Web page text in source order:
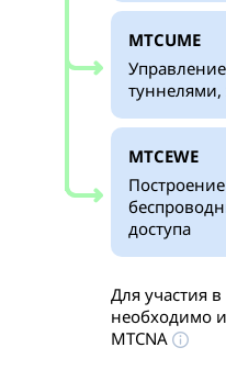
MTCUME
туннелями,
MTCEWE
доступа
Для участия
необходимо
MTCNA